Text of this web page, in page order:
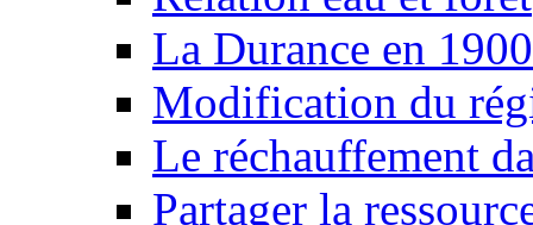
La Durance en 1900
Modification du
Le réchauffement
Partager la